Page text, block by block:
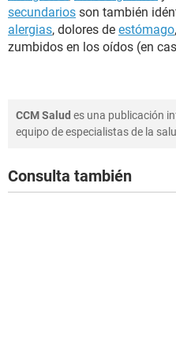
secundarios son también
alergias, dolores de estómago,
zumbidos en los oídos (en
CCM Salud es una publicación
equipo de especialistas de la
Consulta también